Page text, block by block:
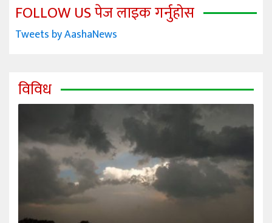
FOLLOW US पेज लाइक गर्नुहोस
Tweets by AashaNews
विविध